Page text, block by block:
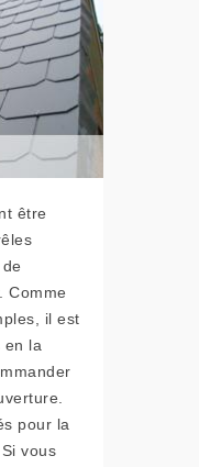
être
Comme
il est
en la
pour la
vous